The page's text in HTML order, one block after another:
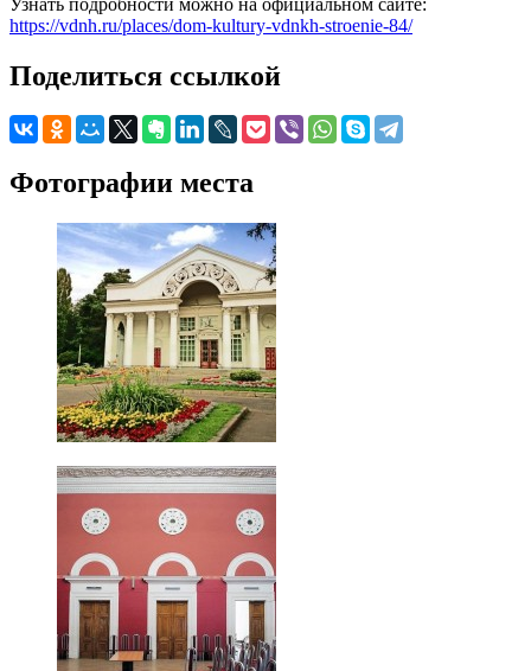
https://vdnh.ru/places/dom-kultury-vdnkh-stroenie-84/
Поделиться ссылкой
Фотографии места